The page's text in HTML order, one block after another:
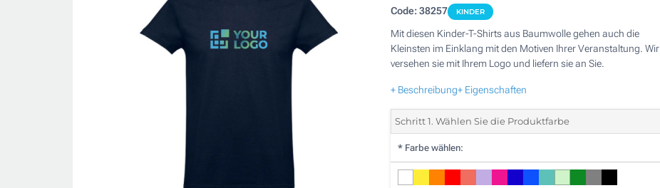
Code:38257 KINDER
Mit diesen Kinder-T-Shirts aus Baumwolle gehen auch die
Kleinsten im Einklang mit den Motiven Ihrer Veranstaltung. Wir
versehen sie mit Ihrem Logo und liefern sie an Sie.
+ Beschreibung+ Eigenschaften
Schritt 1. Wählen Sie die Produktfarbe
* Farbe wählen: